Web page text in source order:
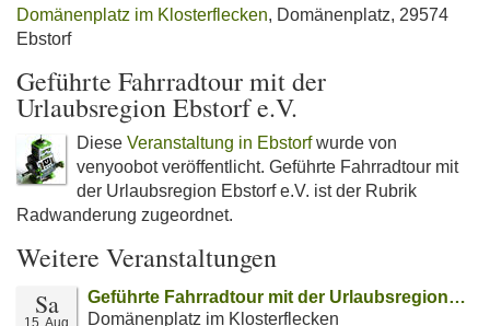
Domänenplatz im Klosterflecken, Domänenplatz, 29574
Ebstorf
Geführte Fahrradtour mit der
Urlaubsregion Ebstorf e.V.
Diese Veranstaltung in Ebstorfwurde von
venyoobot veröffentlicht. Geführte Fahrradtour mit
der Urlaubsregion Ebstorf e.V. ist der Rubrik
Radwanderung zugeordnet.
Weitere Veranstaltungen
Sa
15. Aug
Geführte Fahrradtour mit der Urlaubsregion…
Domänenplatz im Klosterflecken